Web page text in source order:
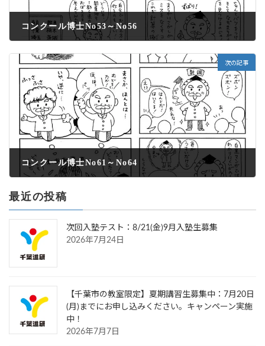
コンクール博士No53～No56
次の記事
コンクール博士No61～No64
最近の投稿
次回入塾テスト：8/21(金)9月入塾生募集
2026年7月24日
【千葉市の教室限定】夏期講習生募集中：7月20日
(月)までにお申し込みください。キャンペーン実施
中！
2026年7月7日